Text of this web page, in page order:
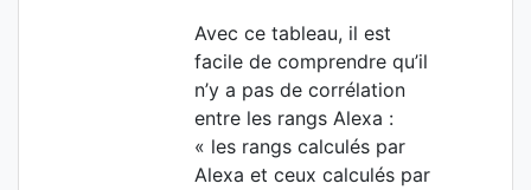
Avec ce tableau, il est
facile de comprendre qu’il
n’y a pas de corrélation
entre les rangs Alexa :
« les rangs calculés par
Alexa et ceux calculés par